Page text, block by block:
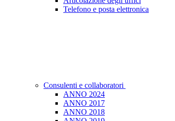
Telefono e posta elettronica
Consulenti e collaboratori
ANNO 2024
ANNO 2017
ANNO 2018